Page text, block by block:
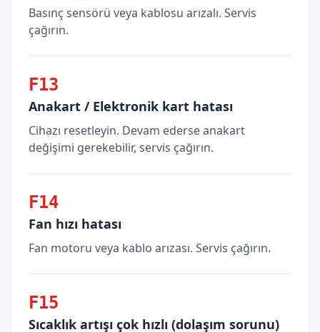
Basınç sensörü veya kablosu arızalı. Servis
çağırın.
F13
Anakart / Elektronik kart hatası
Cihazı resetleyin. Devam ederse anakart
değişimi gerekebilir, servis çağırın.
F14
Fan hızı hatası
Fan motoru veya kablo arızası. Servis çağırın.
F15
Sıcaklık artışı çok hızlı (dolaşım sorunu)